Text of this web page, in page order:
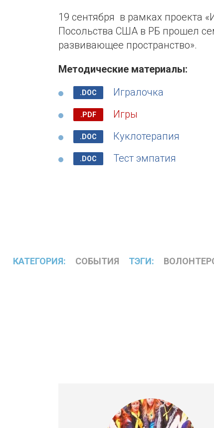
19 сентября в рамках проекта
Посольства США в РБ прошел
развивающее пространство».
Методические материалы:
Игралочка
Игры
Куклотерапия
Тест эмпатия
КАТЕГОРИЯ: СОБЫТИЯ ТЭГИ: